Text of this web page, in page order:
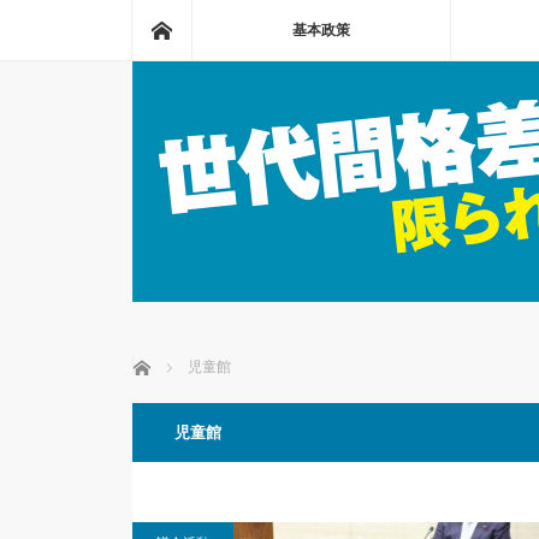
基本政策
ホーム 児童館
児童館